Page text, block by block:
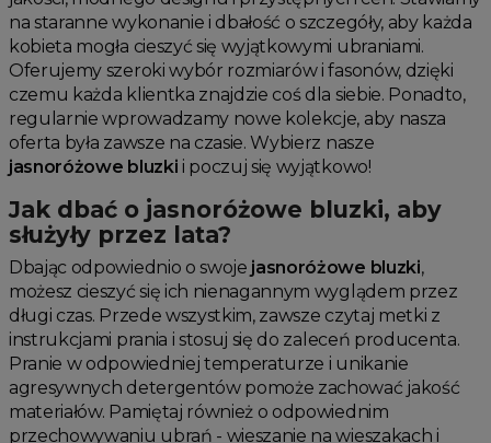
na staranne wykonanie i dbałość o szczegóły, aby każda
kobieta mogła cieszyć się wyjątkowymi ubraniami.
Oferujemy szeroki wybór rozmiarów i fasonów, dzięki
czemu każda klientka znajdzie coś dla siebie. Ponadto,
regularnie wprowadzamy nowe kolekcje, aby nasza
oferta była zawsze na czasie. Wybierz nasze
jasnoróżowe bluzki i poczuj się wyjątkowo!
Jak dbać o jasnoróżowe bluzki, aby
służyły przez lata?
Dbając odpowiednio o swoje jasnoróżowe bluzki,
możesz cieszyć się ich nienagannym wyglądem przez
długi czas. Przede wszystkim, zawsze czytaj metki z
instrukcjami prania i stosuj się do zaleceń producenta.
Pranie w odpowiedniej temperaturze i unikanie
agresywnych detergentów pomoże zachować jakość
materiałów. Pamiętaj również o odpowiednim
przechowywaniu ubrań - wieszanie na wieszakach i